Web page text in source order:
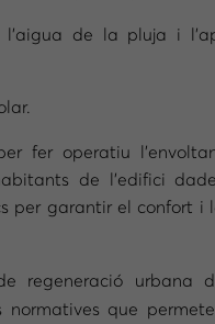
de la pluja i
fer operatiu
de l’edifici
per garantir el confort i
regeneració urbana
normatives que